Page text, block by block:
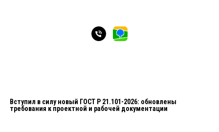
Вступил в силу новый ГОСТ Р 21.101-2026: обновлены
требования к проектной и рабочей документации